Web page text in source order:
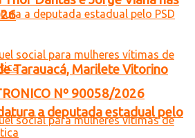
Tarauacá, Marilete Vitorino
a deputada estadual pelo
Nº 90058/2026